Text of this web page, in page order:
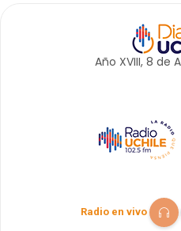
Año XVIII, 8 de
Radio en vivo